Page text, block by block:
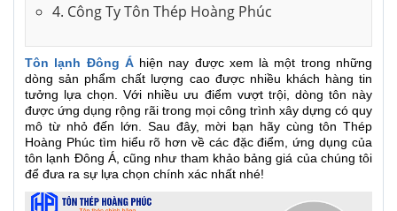
4. Công Ty Tôn Thép Hoàng Phúc
Tôn lạnh Đông Á hiện nay được xem là một trong những
dòng sản phẩm chất lượng cao được nhiều khách hàng tin
tưởng lựa chọn. Với nhiều ưu điểm vượt trội, dòng tôn này
được ứng dụng rộng rãi trong mọi công trình xây dựng có quy
mô từ nhỏ đến lớn. Sau đây, mời bạn hãy cùng tôn Thép
Hoàng Phúc tìm hiểu rõ hơn về các đặc điểm, ứng dụng của
tôn lạnh Đông Á, cũng như tham khảo bảng giá của chúng tôi
để đưa ra sự lựa chọn chính xác nhất nhé!